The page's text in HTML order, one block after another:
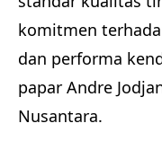
komitmen
dan performa
papar Andre
Nusantara.